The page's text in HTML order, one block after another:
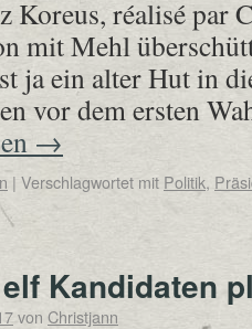
Koreus, réalisé par
mit Mehl
ja ein alter Hut in
vor dem ersten
→
| Verschlagwortet mit Politik,
Kandidaten
von Christjann